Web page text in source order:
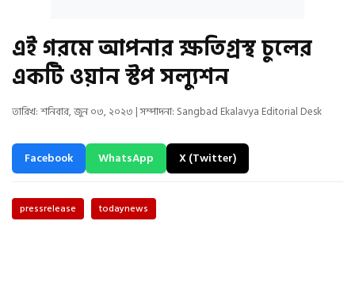
এই গরমে আপনার ক্ষতিগ্রস্থ চুলের
একটি ওয়ান স্টপ সল্যুশন
তারিখ: শনিবার, জুন ০৩, ২০২৩ | সম্পাদনা: Sangbad Ekalavya Editorial Desk
Facebook WhatsApp X (Twitter)
pressrelease todaynews